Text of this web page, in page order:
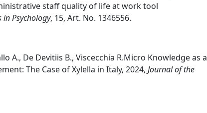
staff quality of life at work tool
in Psychology, 15, Art. No. 1346556.
A., De Devitiis B., Viscecchia R.Micro Knowledge as a
The Case of Xylella in Italy, 2024, Journal of the